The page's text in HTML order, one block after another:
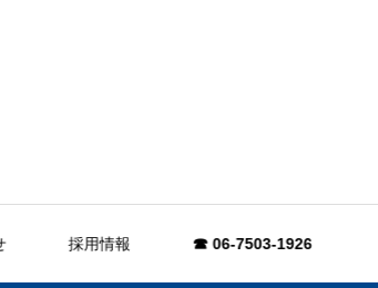
採用情報 ☎ 06-7503-1926